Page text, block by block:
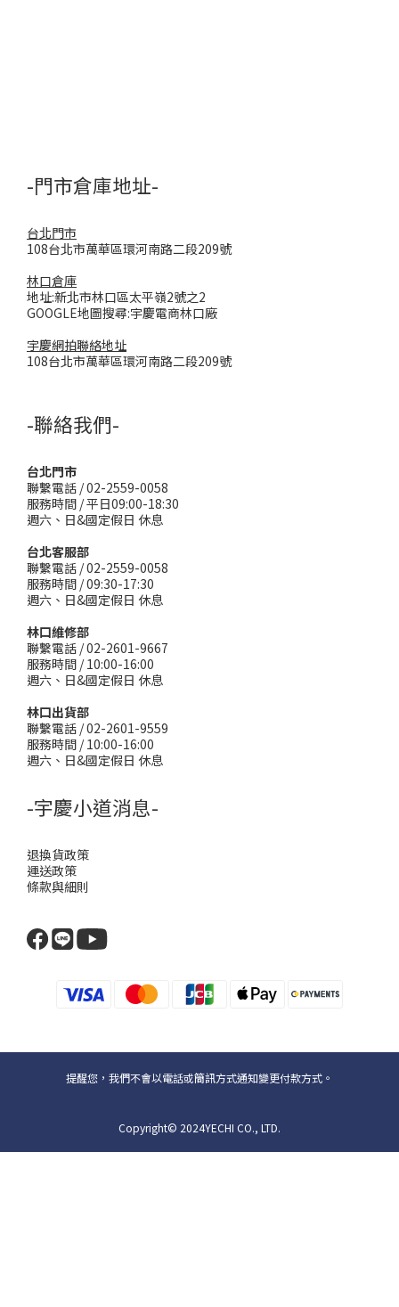
-門市倉庫地址-
台北門市
108台北市萬華區環河南路二段209號
林口倉庫
地址:新北市林口區太平嶺2號之2
GOOGLE地圖搜尋:宇慶電商林口廠
宇慶網拍聯絡地址
108台北市萬華區環河南路二段209號
-聯絡我們-
台北門市
聯繫電話 / 02-2559-0058
服務時間 / 平日09:00-18:30
週六、日&國定假日 休息
台北客服部
聯繫電話 / 02-2559-0058
服務時間 / 09:30-17:30
週六、日&國定假日 休息
林口維修部
聯繫電話 / 02-2601-9667
服務時間 / 10:00-16:00
週六、日&國定假日 休息
林口出貨部
聯繫電話 / 02-2601-9559
服務時間 / 10:00-16:00
週六、日&國定假日 休息
-宇慶小道消息-
退換貨政策
運送政策
條款與細則
提醒您，我們不會以電話或簡訊方式通知變更付款方式。
Copyright© 2024YECHI CO., LTD.